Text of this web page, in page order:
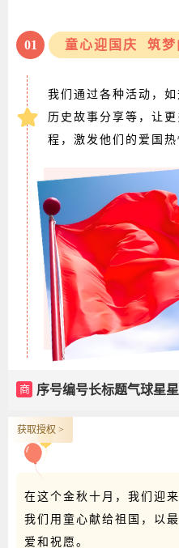
01 童心迎国庆 筑梦
我们通过各种活动，
历史故事分享等，让
程，激发他们的爱国热
商 序号编号长标题气球星
在这个金秋十月，我们迎
我们用童心献给祖国，以
爱和祝愿。
获取授权 >